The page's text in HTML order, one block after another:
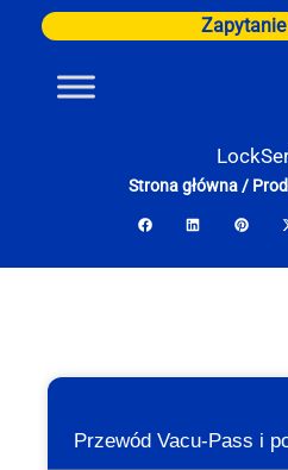
Przejdź
Strona główna/
Przewód Vacu-Pass i